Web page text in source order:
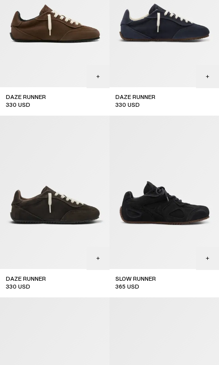
DAZE RUNNER
330 USD
DAZE RUNNER
330 USD
DAZE RUNNER
330 USD
SLOW RUNNER
365 USD